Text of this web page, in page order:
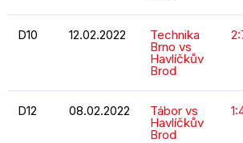
D10 12.02.2022 Technika
Brno vs
Havlíčkův
Brod
D12 08.02.2022 Tábor vs
Havlíčkův
Brod